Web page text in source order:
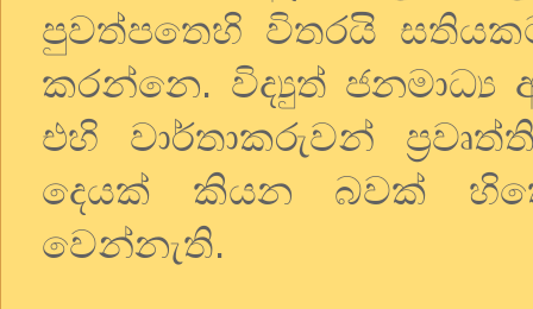
පුවත්පතෙහි විතරයි
කරන්නෙ. විද්‍යුත් ජනමාධ්‍ය
එහි වාර්තාකරුවන්
දෙයක් කියන බවක්
වෙන්නැති.